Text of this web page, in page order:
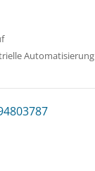
Automatisierung